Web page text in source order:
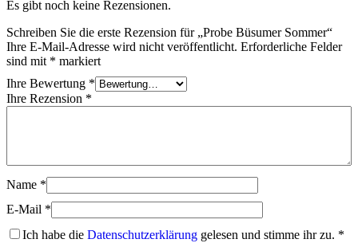
Es gibt noch keine Rezensionen.
Schreiben Sie die erste Rezension für „Probe Büsumer Sommer“
Ihre E-Mail-Adresse wird nicht veröffentlicht. Erforderliche Felder
sind mit * markiert
Ihre Bewertung *
Ihre Rezension *
Name *
E-Mail *
Ich habe die Datenschutzerklärung gelesen und stimme ihr zu. *